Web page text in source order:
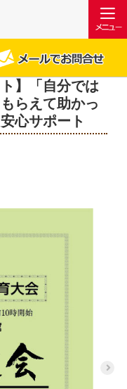
】「自分では
らえて助かっ
心サポート